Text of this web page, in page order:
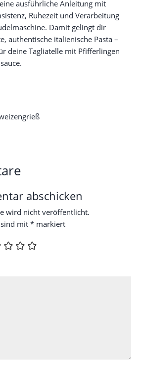
ausführliche Anleitung mit
Ruhezeit und Verarbeitung
Damit gelingt dir
authentische italienische Pasta –
deine Tagliatelle mit Pfifferlingen
abschicken
wird nicht veröffentlicht.
sind mit* markiert